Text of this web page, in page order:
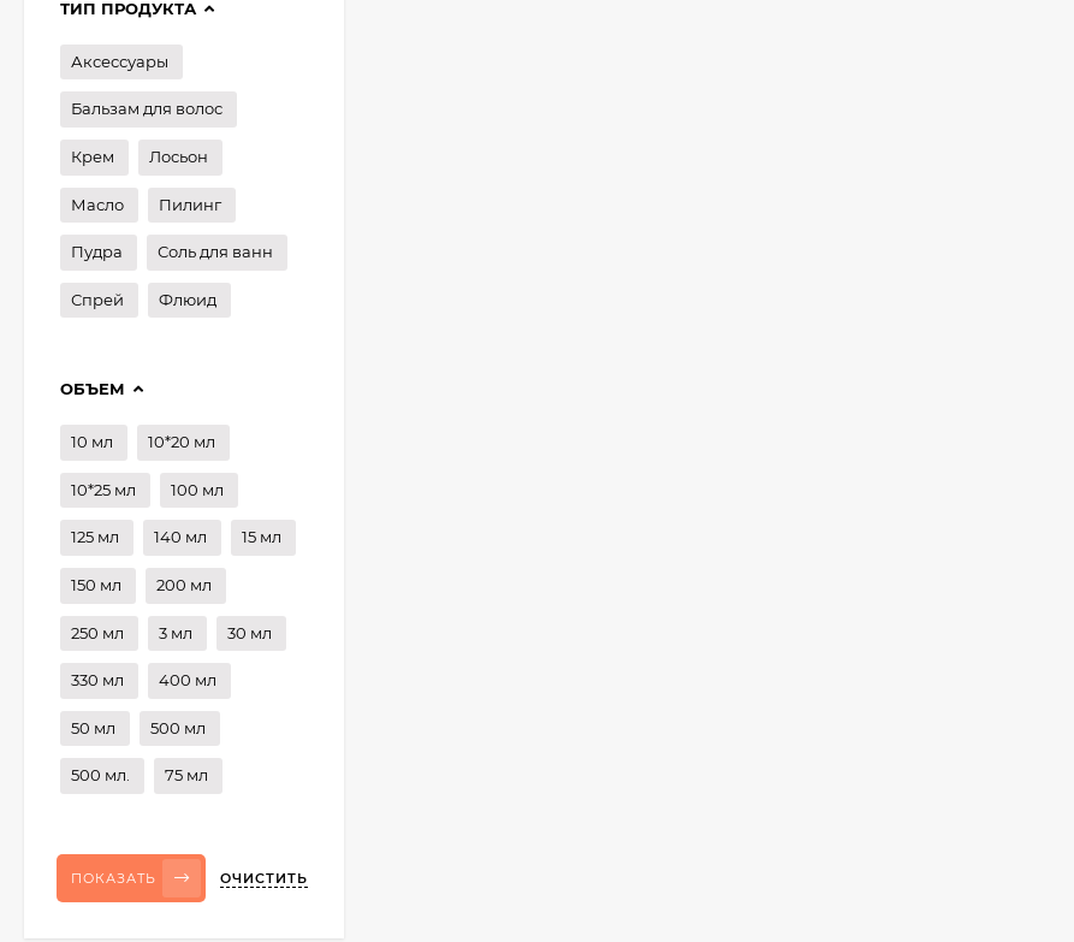
ТИП ПРОДУКТА
Аксессуары
Бальзам для волос
Крем Лосьон
Масло Пилинг
Пудра Соль для ванн
Спрей Флюид
ОБЪЕМ
10 мл 10*20 мл
10*25 мл 100 мл
125 мл 140 мл 15 мл
150 мл 200 мл
250 мл 3 мл 30 мл
330 мл 400 мл
50 мл 500 мл
500 мл. 75 мл
ПОКАЗАТЬ ОЧИСТИТЬ